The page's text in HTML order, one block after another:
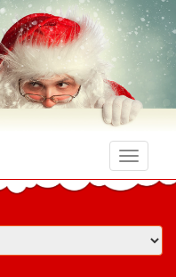
Toggle